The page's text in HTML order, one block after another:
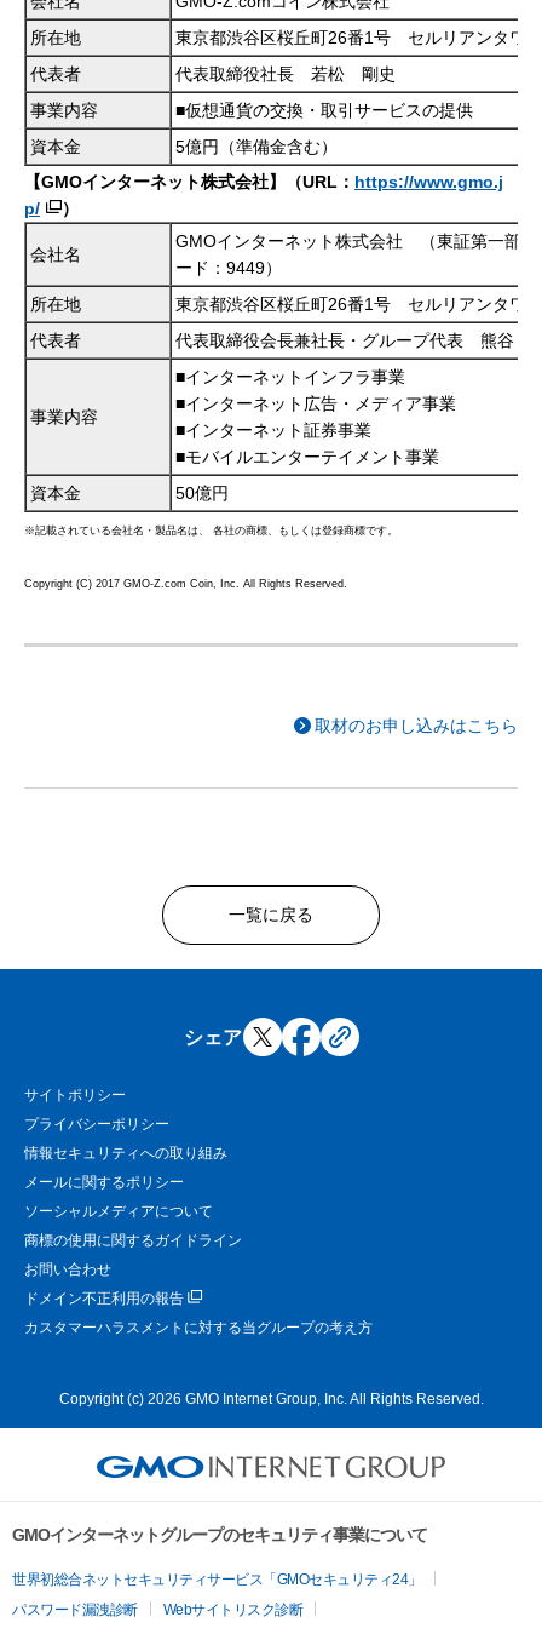
所在地
東京都渋谷区桜丘町26番1号 セルリアンタワー
代表者
代表取締役社長 若松 剛史
事業内容
■仮想通貨の交換・取引サービスの提供
資本金
5億円（準備金含む）
【GMOインターネット株式会社】（URL： https://www.gmo.j
p/
）
会社名
GMOインターネット株式会社 （東証第一部
ード：9449）
所在地
東京都渋谷区桜丘町26番1号 セルリアンタワー
代表者
代表取締役会長兼社長・グループ代表 熊谷
事業内容
■インターネットインフラ事業
■インターネット広告・メディア事業
■インターネット証券事業
■モバイルエンターテイメント事業
資本金
50億円
※記載されている会社名・製品名は、 各社の商標、もしくは登録商標です。
Copyright (C) 2017 GMO-Z.com Coin, Inc. All Rights Reserved.
取材のお申し込みはこちら
一覧に戻る
シェア
サイトポリシー
プライバシーポリシー
情報セキュリティへの取り組み
メールに関するポリシー
ソーシャルメディアについて
商標の使用に関するガイドライン
お問い合わせ
ドメイン不正利用の報告
カスタマーハラスメントに対する当グループの考え方
Copyright (c) 2026 GMO Internet Group, Inc. All Rights Reserved.
GMOインターネットグループのセキュリティ事業について
世界初総合ネットセキュリティサービス「GMOセキュリティ24」
パスワード漏洩診断
Webサイトリスク診断